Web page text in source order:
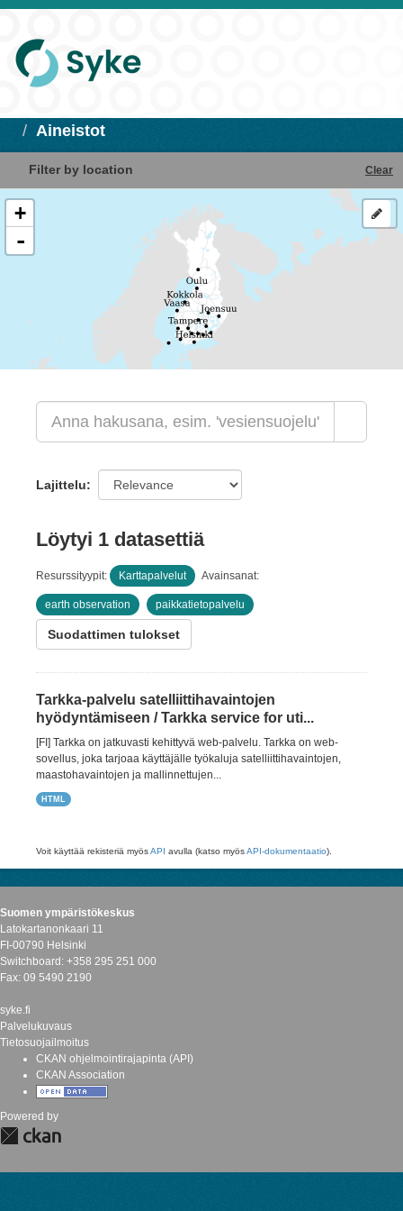
Aineistot
Filter by location Clear
+
-
Lajittelu
Löytyi 1 datasettiä
Resurssityypit: Karttapalvelut Avainsanat:
earth observation paikkatietopalvelu
Suodattimen tulokset
Tarkka-palvelu satelliittihavaintojen
hyödyntämiseen / Tarkka service for uti...
[FI] Tarkka on jatkuvasti kehittyvä web-palvelu. Tarkka on web-
sovellus, joka tarjoaa käyttäjälle työkaluja satelliittihavaintojen,
maastohavaintojen ja mallinnettujen...
HTML
Voit käyttää rekisteriä myösAPI avulla (katso myösAPI-dokumentaatio).
Suomen ympäristökeskus
Latokartanonkaari 11
FI-00790 Helsinki
Switchboard: +358 295 251 000
Fax: 09 5490 2190
syke.fi
Palvelukuvaus
Tietosuojailmoitus
CKAN ohjelmointirajapinta (API)
CKAN Association
Powered by